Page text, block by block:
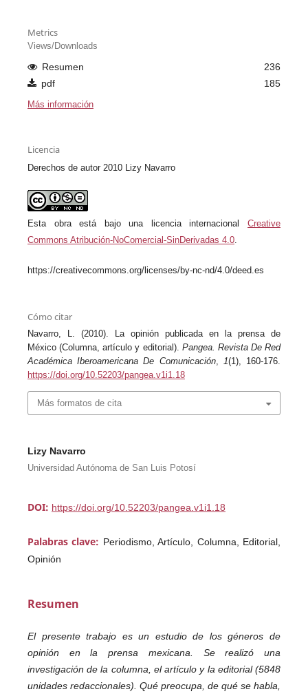
Lizy Navarro
Universidad Autónoma de San Luis Potosí
DOI: https://doi.org/10.52203/pangea.v1i1.18
Palabras clave: Periodismo, Artículo, Columna, Editorial,
Opinión
Resumen
El presente trabajo es un estudio de los géneros de
opinión en la prensa mexicana. Se realizó una
investigación de la columna, el artículo y la editorial (5848
unidades redaccionales). Qué preocupa, de qué se habla,
Metrics
Views/Downloads
Resumen
236
pdf
185
Más información
Licencia
Derechos de autor 2010 Lizy Navarro
Esta obra está bajo una licencia internacionalCreative
Commons Atribución-NoComercial-SinDerivadas 4.0.
https://creativecommons.org/licenses/by-nc-nd/4.0/deed.es
Cómo citar
Navarro, L. (2010). La opinión publicada en la prensa de
México (Columna, artículo y editorial). Pangea. Revista De Red
Académica Iberoamericana De Comunicación, 1(1), 160-176.
https://doi.org/10.52203/pangea.v1i1.18
Más formatos de cita